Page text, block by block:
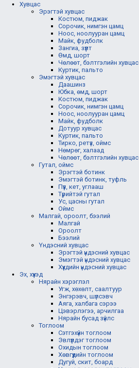
Хувцас
Эрэгтэй хувцас
Костюм, пиджак
Сорочик, нимгэн цамц
Ноос, ноолууран цамц
Майк, фудболк
Зангиа, зүүлт
Өмд, шорт
Чөлөөт, бэлтгэлийн хувцас
Куртик, пальто
Эмэгтэй хувцас
Даашинз
Юбка, өмд, шорт
Костюм, пиджак
Сорочик, нимгэн цамц
Ноос, ноолууран цамц
Майк, фудболк
Дотуур хувцас
Куртик, пальто
Тирко, ретүз, оймс
Нөмрөг, халаад
Чөлөөт, бэлтгэлийн хувцас
Гутал, оймс
Эрэгтэй ботинк
Эмэгтэй ботинк, туфль
Пүүз, кет, углааш
Түрийтэй гутал
Ус, цасны гутал
Оймс
Малгай, ороолт, бээлий
Малгай
Ороолт
Бээлий
Үндэсний хувцас
Эрэгтэй үндэсний хувцас
Эмэгтэй үндэсний хувцас
Хүүхдийн үндэсний хувцас
Эх, хүүхэд
Нярайн хэрэглэл
Угж, хөхөлт, саалтуур
Энгэрэвч, шүлсэвч
Аяга, халбага сэрээ
Цэвэрлэгээ, арчилгаа
Нярайн бусад зүйлс
Тоглоом
Сэтгэхүйн тоглоом
Эвлүүлдэг тоглоом
Охидын тоглоом
Хөвгүүдийн тоглоом
Дугуй, скит, боард